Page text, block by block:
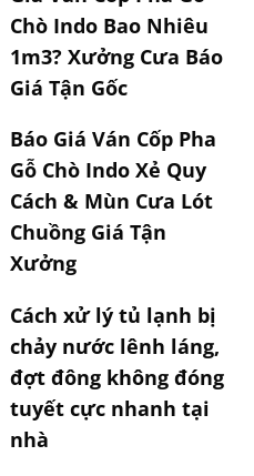
Chò Indo Bao Nhiêu
1m3? Xưởng Cưa Báo
Giá Tận Gốc
Báo Giá Ván Cốp Pha
Gỗ Chò Indo Xẻ Quy
Cách & Mùn Cưa Lót
Chuồng Giá Tận
Xưởng
Cách xử lý tủ lạnh bị
chảy nước lênh láng,
đợt đông không đóng
tuyết cực nhanh tại
nhà